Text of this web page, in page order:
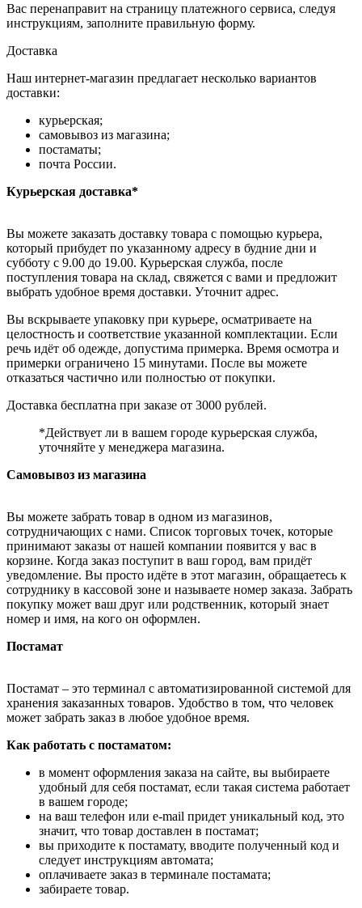
Вас перенаправит на страницу платежного сервиса, следуя
инструкциям, заполните правильную форму.
Доставка
Наш интернет-магазин предлагает несколько вариантов
доставки:
курьерская;
самовывоз из магазина;
постаматы;
почта России.
Курьерская доставка*
Вы можете заказать доставку товара с помощью курьера,
который прибудет по указанному адресу в будние дни и
субботу с 9.00 до 19.00. Курьерская служба, после
поступления товара на склад, свяжется с вами и предложит
выбрать удобное время доставки. Уточнит адрес.
Вы вскрываете упаковку при курьере, осматриваете на
целостность и соответствие указанной комплектации. Если
речь идёт об одежде, допустима примерка. Время осмотра и
примерки ограничено 15 минутами. После вы можете
отказаться частично или полностью от покупки.
Доставка бесплатна при заказе от 3000 рублей.
*Действует ли в вашем городе курьерская служба,
уточняйте у менеджера магазина.
Самовывоз из магазина
Вы можете забрать товар в одном из магазинов,
сотрудничающих с нами. Список торговых точек, которые
принимают заказы от нашей компании появится у вас в
корзине. Когда заказ поступит в ваш город, вам придёт
уведомление. Вы просто идёте в этот магазин, обращаетесь к
сотруднику в кассовой зоне и называете номер заказа. Забрать
покупку может ваш друг или родственник, который знает
номер и имя, на кого он оформлен.
Постамат
Постамат – это терминал с автоматизированной системой для
хранения заказанных товаров. Удобство в том, что человек
может забрать заказ в любое удобное время.
Как работать с постаматом:
в момент оформления заказа на сайте, вы выбираете
удобный для себя постамат, если такая система работает
в вашем городе;
на ваш телефон или e-mail придет уникальный код, это
значит, что товар доставлен в постамат;
вы приходите к постамату, вводите полученный код и
следует инструкциям автомата;
оплачиваете заказ в терминале постамата;
забираете товар.